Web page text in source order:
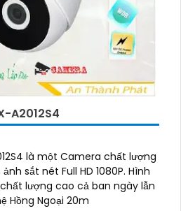
A2012S4
là một Camera chất lượng
sắt nét Full HD 1080P. Hình
lượng cao cả ban ngày lẫn
Hồng Ngoại 20m